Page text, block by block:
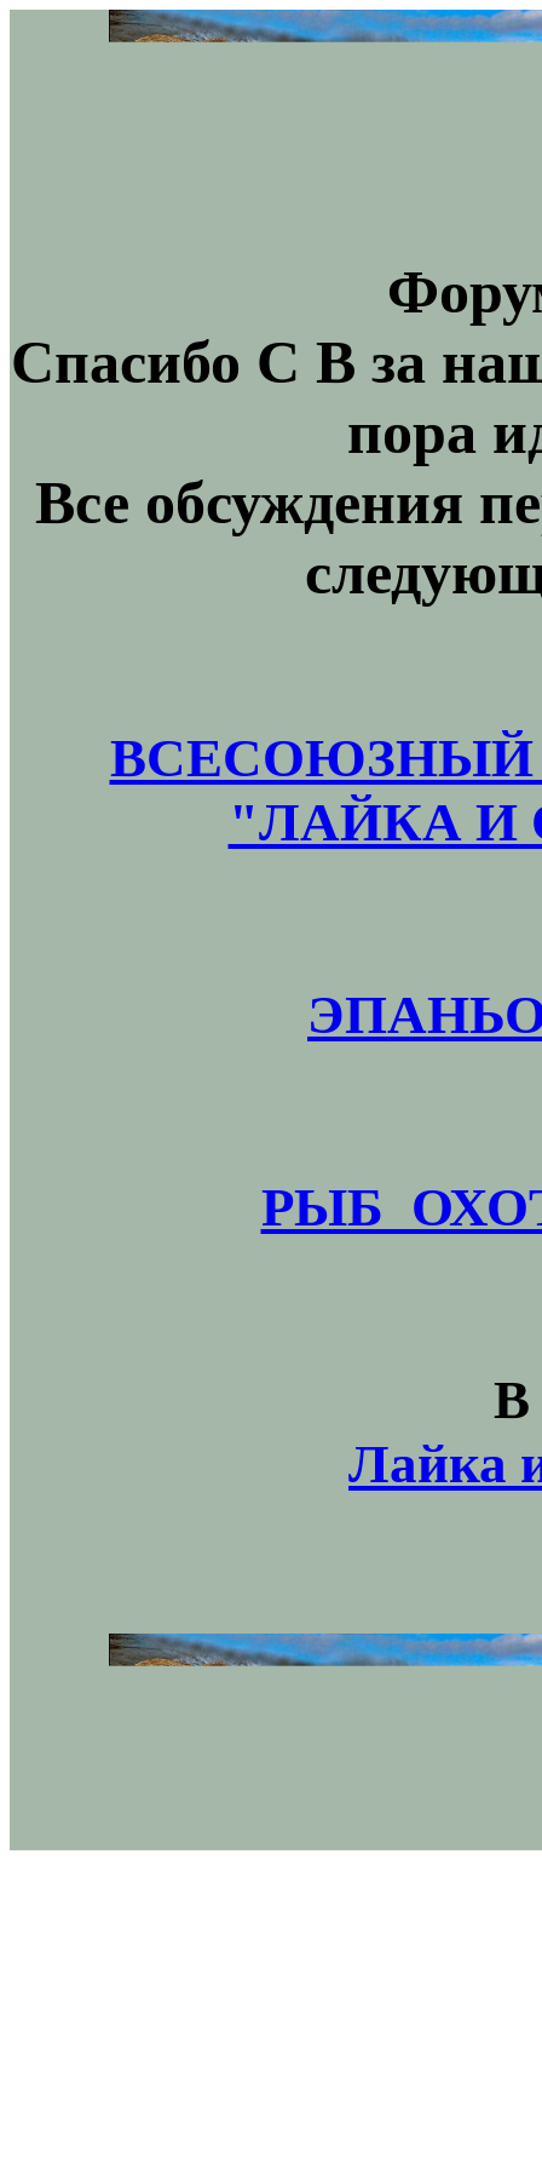
Спасибо С В за
пора
Все обсуждения
ВСЕСОЮЗНЫЙ
"ЛАЙКА И
В
Лайка